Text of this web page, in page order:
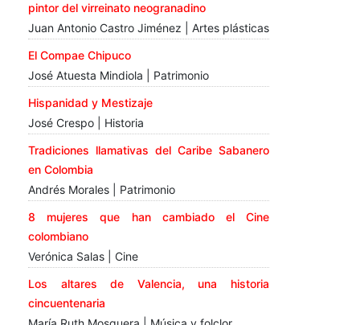
pintor del virreinato neogranadino
Juan Antonio Castro Jiménez | Artes plásticas
El Compae Chipuco
José Atuesta Mindiola | Patrimonio
Hispanidad y Mestizaje
José Crespo | Historia
Tradiciones llamativas del Caribe Sabanero
en Colombia
Andrés Morales | Patrimonio
8 mujeres que han cambiado el Cine
colombiano
Verónica Salas | Cine
Los altares de Valencia, una historia
cincuentenaria